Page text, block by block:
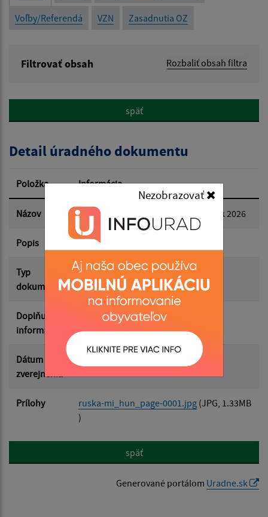
Nezobrazovať
Voľby/Referendá VZN Zasadnutia OZ
Filtrovať obsah Rozbaliť obsah filtra
Popis:
Dátum zverejnenia od:
Dátum zverejnenia do:
späť
Detail úradného dokumentu
Položka Informácia
Názov Harmonogram vývozu odpadov - rok 2026
Popis Obec Ruská
Typ
dokumentu
Rôzne
Doplňujúce
informácie
Dátum
zverejnenia
Prílohy ruska-mi_hun_page-0001.jpg (JPG, 1.33MB
)
späť
Generované portálom Uradne.sk